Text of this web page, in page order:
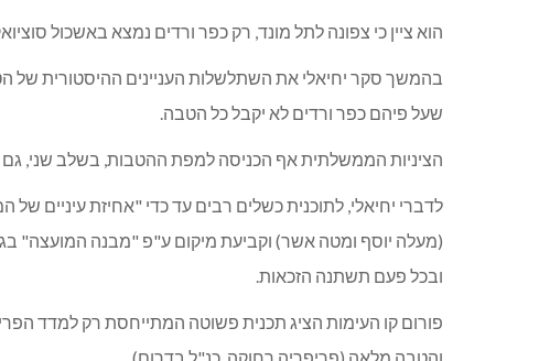
הוא ציין כי צפונה לתל מונד, רק כפר ורדים נמצא באשכול סוציואקונומי 9, ומקבלי ההחלטות מהמרכז אינם מבינים את
בהמשך סקר יחיאלי את השתלשלות העניינים ההיסטורית של
שעל פיהם כפר ורדים לא יקבל כל הטבה.
הציניות הממשלתית אף הכניסה למפת ההטבות, בשלב שני, גם
לדברי יחיאלי, לתוכנית כשלים רבים עד כדי "אחיזת עיניים
ובכל פעם תשתנה הזכאות.